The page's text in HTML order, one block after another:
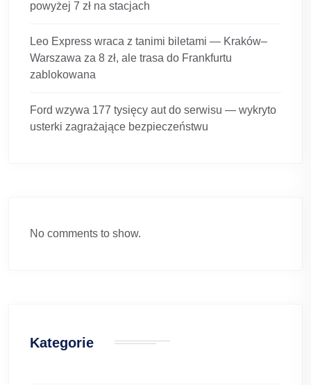
powyżej 7 zł na stacjach
Leo Express wraca z tanimi biletami — Kraków–
Warszawa za 8 zł, ale trasa do Frankfurtu
zablokowana
Ford wzywa 177 tysięcy aut do serwisu — wykryto
usterki zagrażające bezpieczeństwu
No comments to show.
Kategorie